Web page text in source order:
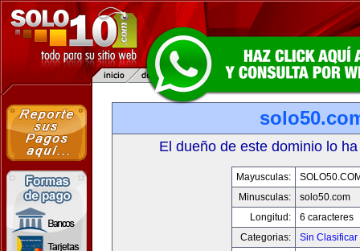
El dueño de este dominio lo
Mayusculas:
Minusculas:
solo50.com
Longitud:
6 caracteres
Categorias:
Sin Clasificar